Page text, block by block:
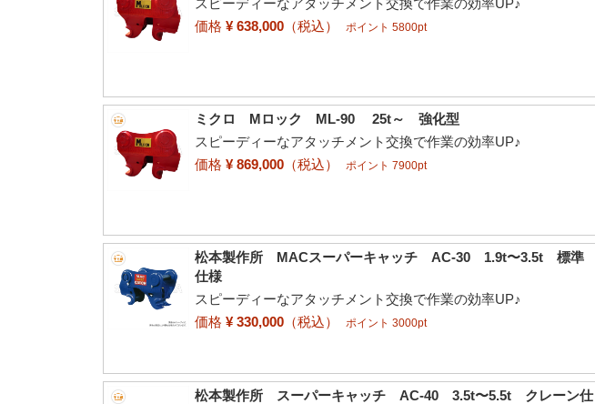
価格 ¥ 638,000 （税込） ポイント 5800pt
ミクロ Mロック ML-90 25t～ 強化型
スピーディーなアタッチメント交換で作業の効率UP♪
価格 ¥ 869,000 （税込） ポイント 7900pt
松本製作所 MACスーパーキャッチ AC-30 1.9t〜3.5t 標準
仕様
スピーディーなアタッチメント交換で作業の効率UP♪
価格 ¥ 330,000 （税込） ポイント 3000pt
松本製作所 スーパーキャッチ AC-40 3.5t〜5.5t クレーン仕